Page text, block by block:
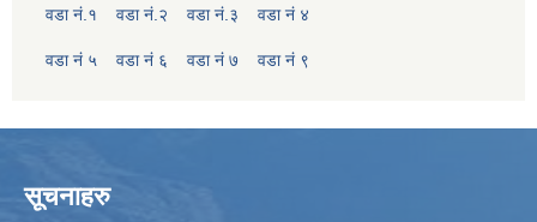
वडा नं.१ वडा नं.२ वडा नं.३ वडा नं ४
वडा नं ५ वडा नं ६ वडा नं ७ वडा नं ९
सूचनाहरु